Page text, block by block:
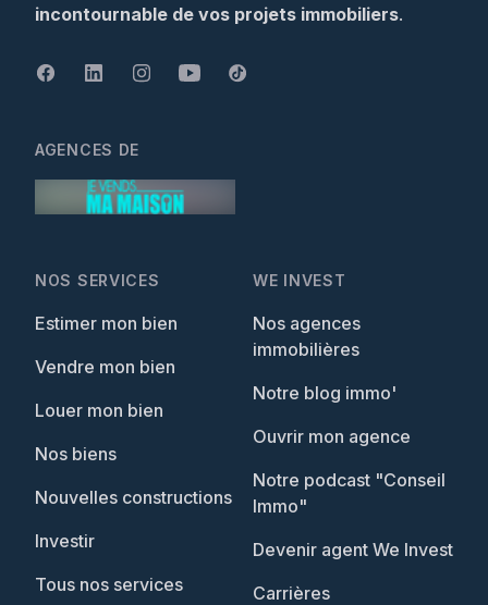
incontournable de vos projets immobiliers.
NOS SERVICES
Estimer mon bien
Vendre mon bien
Louer mon bien
Nos biens
Nouvelles constructions
Investir
Tous nos services
WE INVEST
Nos agences
immobilières
Notre blog immo'
Ouvrir mon agence
Notre podcast "Conseil
Immo"
Devenir agent We Invest
Carrières
AGENCES DE